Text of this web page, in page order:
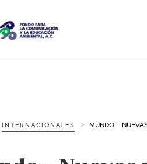
INTERNACIONALES